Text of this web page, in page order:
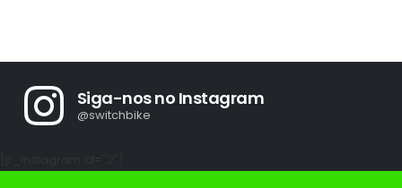
Siga-nos no Instagram
@switchbike